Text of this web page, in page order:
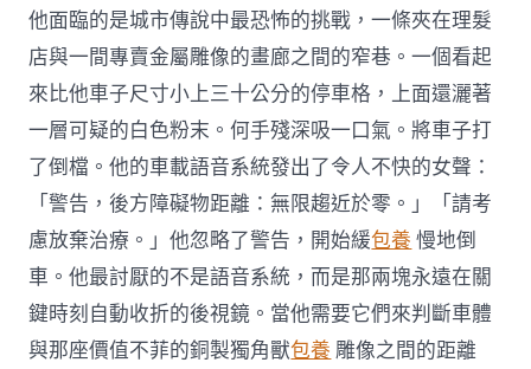
他面臨的是城市傳說中最恐怖的挑戰，一條夾在理髮
店與一間專賣金屬雕像的畫廊之間的窄巷。一個看起
來比他車子尺寸小上三十公分的停車格，上面還灑著
一層可疑的白色粉末。何手殘深吸一口氣。將車子打
了倒檔。他的車載語音系統發出了令人不快的女聲：
「警告，後方障礙物距離：無限趨近於零。」「請考
慮放棄治療。」他忽略了警告，開始緩包養 慢地倒
車。他最討厭的不是語音系統，而是那兩塊永遠在關
鍵時刻自動收折的後視鏡。當他需要它們來判斷車體
與那座價值不菲的銅製獨角獸包養 雕像之間的距離